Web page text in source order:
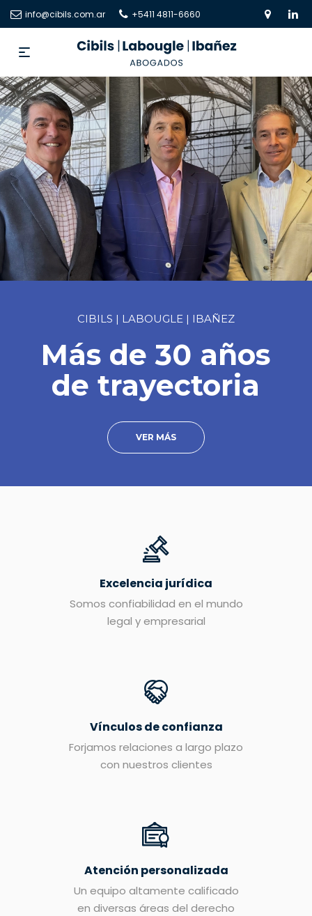
info@cibils.com.ar +5411 4811-6660
VER MÁS
CIBILS | LABOUGLE | IBAÑEZ
Más de 30 años
de trayectoria
Excelencia jurídica
Somos confiabilidad en el mundo
legal y empresarial
Vínculos de confianza
Forjamos relaciones a largo plazo
con nuestros clientes
Atención personalizada
Un equipo altamente calificado
en diversas áreas del derecho